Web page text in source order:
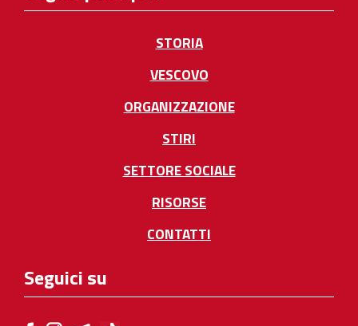
STORIA
VESCOVO
ORGANIZZAZIONE
STIRI
SETTORE SOCIALE
RISORSE
CONTATTI
Seguici su